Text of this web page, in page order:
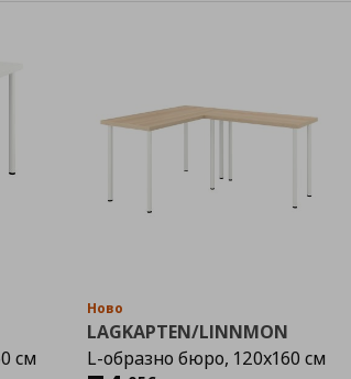
см
Ново
LAGKAPTEN/LINNMON
L-образно бюро, 120x160 см